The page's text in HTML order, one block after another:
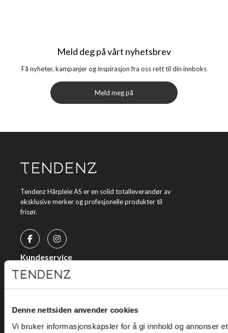
Denne nettsiden anvender cookies
Vi bruker informasjonskapsler for å gi innhold og annonser
Meld deg på vårt nyhetsbrev
Få nyheter, kampanjer og inspirasjon fra oss rett til din innboks
Meld meg på
Tendenz Hårpleie AS er en solid totalleverandør av
eksklusive merker og profesjonelle produkter til
frisør.
Kundeservice
Kjøpsvilkår
Personvern
Holtegata 26, 0355 Oslo